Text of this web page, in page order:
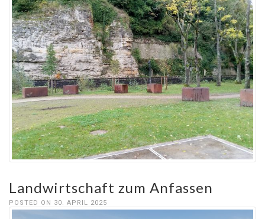
Landwirtschaft zum Anfassen
POSTED ON 30. APRIL 2025